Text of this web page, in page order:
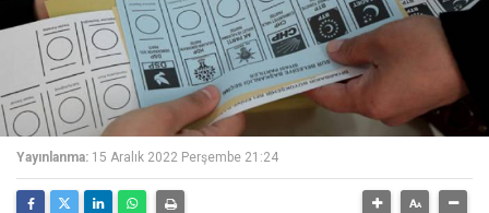
Yayınlanma: 15 Aralık 2022 Perşembe 21:24